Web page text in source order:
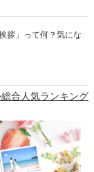
拶」って何？気にな
合人気ランキング